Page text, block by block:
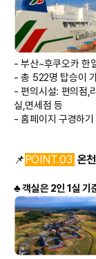
- 부산~후쿠오카 한
- 총 522명 탑승이
- 편의시설: 편의점,
실,면세점 등
- 홈페이지 구경하
📌POINT.03 온
♣ 객실은 2인 1실 기